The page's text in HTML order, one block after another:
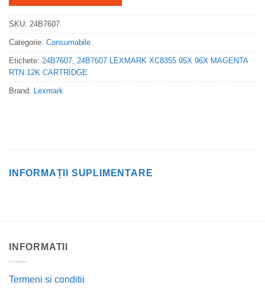
SKU: 24B7607
Categorie: Consumabile
Etichete: 24B7607, 24B7607 LEXMARK XC8355 95X 96X MAGENTA
RTN 12K CARTRIDGE
Brand: Lexmark
INFORMAȚII SUPLIMENTARE
INFORMATII
Termeni si conditii